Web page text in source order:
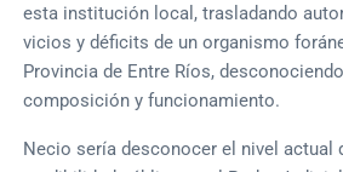
esta institución local, trasladando
vicios y déficits de un organismo
Provincia de Entre Ríos,
composición y funcionamiento.
Necio sería desconocer el nivel actual